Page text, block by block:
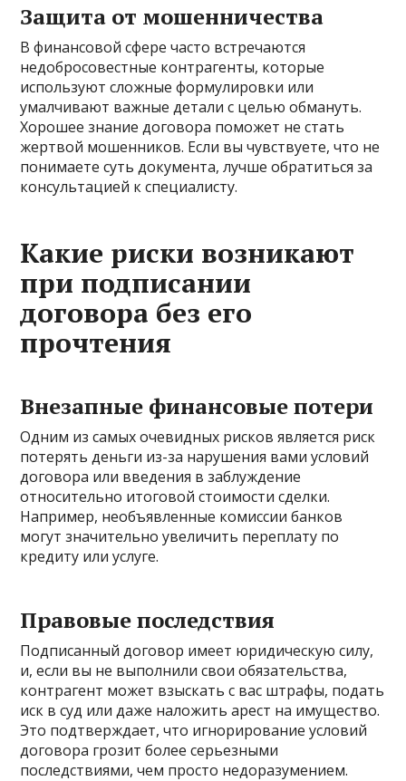
Защита от мошенничества
В финансовой сфере часто встречаются
недобросовестные контрагенты, которые
используют сложные формулировки или
умалчивают важные детали с целью обмануть.
Хорошее знание договора поможет не стать
жертвой мошенников. Если вы чувствуете, что не
понимаете суть документа, лучше обратиться за
консультацией к специалисту.
Какие риски возникают
при подписании
договора без его
прочтения
Внезапные финансовые потери
Одним из самых очевидных рисков является риск
потерять деньги из-за нарушения вами условий
договора или введения в заблуждение
относительно итоговой стоимости сделки.
Например, необъявленные комиссии банков
могут значительно увеличить переплату по
кредиту или услуге.
Правовые последствия
Подписанный договор имеет юридическую силу,
и, если вы не выполнили свои обязательства,
контрагент может взыскать с вас штрафы, подать
иск в суд или даже наложить арест на имущество.
Это подтверждает, что игнорирование условий
договора грозит более серьезными
последствиями, чем просто недоразумением.